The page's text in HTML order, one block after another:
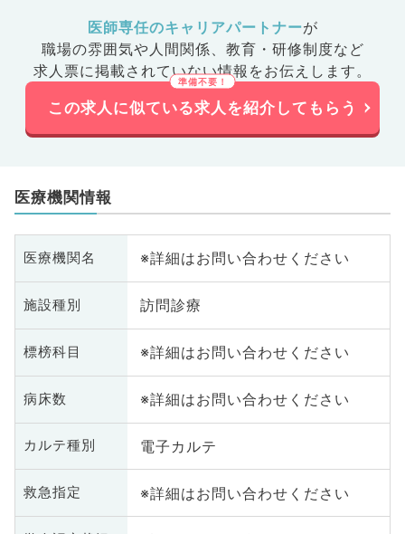
医師専任のキャリアパートナーが
職場の雰囲気や人間関係、 教育・研修制度など
求人票に掲載されていない情報をお伝えします。
この求人に似ている求人を紹介してもらう
医療機関情報
医療機関名 ※詳細はお問い合わせください
施設種別 訪問診療
標榜科目 ※詳細はお問い合わせください
病床数 ※詳細はお問い合わせください
カルテ種別 電子カルテ
救急指定 ※詳細はお問い合わせください